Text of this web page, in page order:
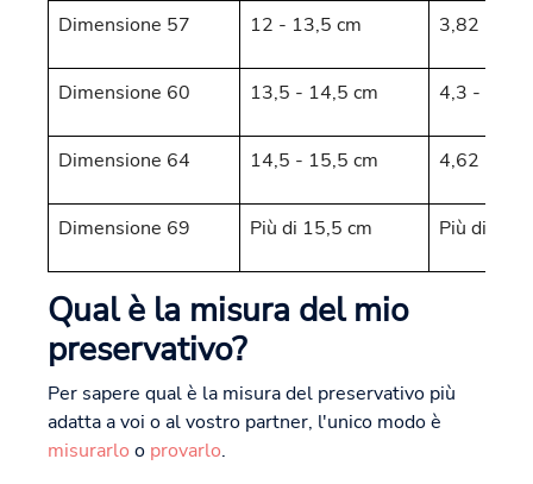
Dimensione 57 12 - 13,5 cm 3,82 - 4,3
Dimensione 60 13,5 - 14,5 cm 4,3 - 4,62
Dimensione 64 14,5 - 15,5 cm 4,62 -
Dimensione 69 Più di 15,5 cm Più di
Qual è la misura del mio
preservativo?
Per sapere qual è la misura del preservativo più
adatta a voi o al vostro partner, l'unico modo è
misurarlo o provarlo.